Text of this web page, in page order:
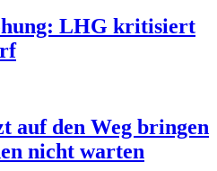
LHG kritisiert
auf den Weg bringen
nicht warten